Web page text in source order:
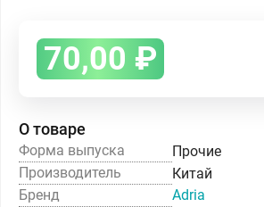
70,00 ₽
О товаре
Форма выпуска
Прочие
Производитель
Китай
Бренд
Adria